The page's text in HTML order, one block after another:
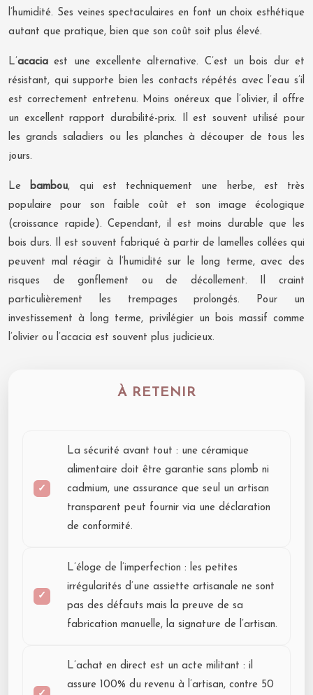
l’humidité. Ses veines spectaculaires en font un choix esthétique
autant que pratique, bien que son coût soit plus élevé.
L’ acacia est une excellente alternative. C’est un bois dur et
résistant, qui supporte bien les contacts répétés avec l’eau s’il
est correctement entretenu. Moins onéreux que l’olivier, il offre
un excellent rapport durabilité-prix. Il est souvent utilisé pour
les grands saladiers ou les planches à découper de tous les
jours.
Le bambou, qui est techniquement une herbe, est très
populaire pour son faible coût et son image écologique
(croissance rapide). Cependant, il est moins durable que les
bois durs. Il est souvent fabriqué à partir de lamelles collées qui
peuvent mal réagir à l’humidité sur le long terme, avec des
risques de gonflement ou de décollement. Il craint
particulièrement les trempages prolongés. Pour un
investissement à long terme, privilégier un bois massif comme
l’olivier ou l’acacia est souvent plus judicieux.
À RETENIR
La sécurité avant tout : une céramique
alimentaire doit être garantie sans plomb ni
cadmium, une assurance que seul un artisan
transparent peut fournir via une déclaration
de conformité.
L’éloge de l’imperfection : les petites
irrégularités d’une assiette artisanale ne sont
pas des défauts mais la preuve de sa
fabrication manuelle, la signature de l’artisan.
L’achat en direct est un acte militant : il
assure 100% du revenu à l’artisan, contre 50